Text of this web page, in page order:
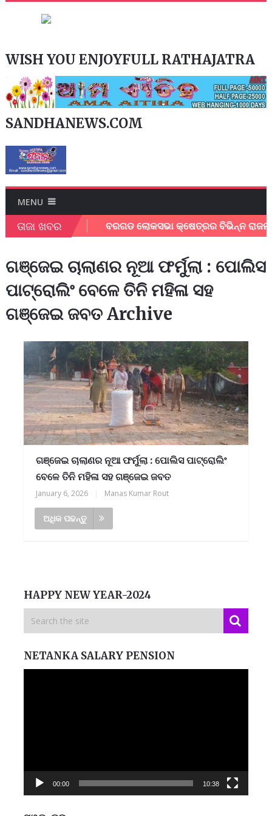
WISH YOU ENJOYFULL RATHAJATRA
SANDHANEWS.COM
MENU
ତାଜା ଖବର
କର୍ମୀ । ବରଗଡ ଲୋକସଭା କ୍ଷେତ୍ରର ବିଭିନ୍ନ
ଗଞ୍ଜେଇ ଚାଲାଣର ନୂଆ ଫର୍ମୁଲା : ପୋଲିସ
ପାଟ୍ରୋଲିଂ ବେଳେ ତିନି ମହିଳା ସହ
ଗଞ୍ଜେଇ ଜବତ Archive
ଗଞ୍ଜେଇ ଚାଲାଣର ନୂଆ ଫର୍ମୁଲା : ପୋଲିସ ପାଟ୍ରୋଲିଂ
ବେଳେ ତିନି ମହିଳା ସହ ଗଞ୍ଜେଇ ଜବତ
January 6, 2026 Manas Kumar Rout
ଅଧିକ ପଢନ୍ତୁ
HAPPY NEW YEAR-2024
NETANKA SALARY PENSION
00:00 10:38